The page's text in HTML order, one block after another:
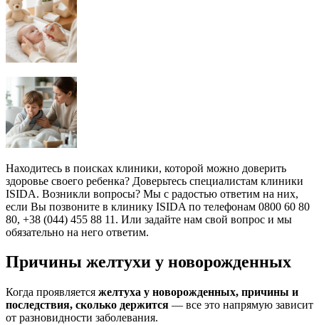
Находитесь в поисках клиники, которой можно доверить
здоровье своего ребенка? Доверьтесь специалистам клиники
ISIDA. Возникли вопросы? Мы с радостью ответим на них,
если Вы позвоните в клинику ISIDA по телефонам 0800 60 80
80, +38 (044) 455 88 11. Или задайте нам свой вопрос и мы
обязательно на него ответим.
Причины желтухи у новорожденных
Когда проявляется желтуха у новорожденных, причины и
последствия, сколько держится — все это напрямую зависит
от разновидности заболевания.